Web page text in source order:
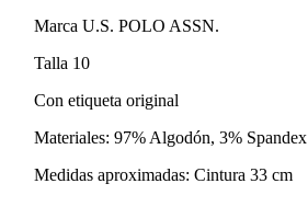
Marca U.S. POLO ASSN.
Talla 10
Con etiqueta original
Materiales: 97% Algodón, 3% Spandex
Medidas aproximadas: Cintura 33 cm